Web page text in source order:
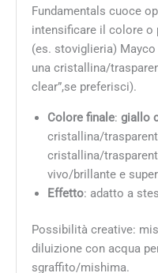
Fundamentals cuoce
intensificare il colore o
(es. stoviglieria)
una cristallina/
clear”,se preferisci).
Colore finale: giallo
cristallina/
cristallina/
vivo/brillante e
Effetto: adatto a
Possibilità creative:
diluizione con acqua
sgraffito/mishima.